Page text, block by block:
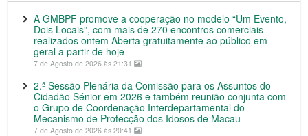
A GMBPF promove a cooperação no modelo “Um Evento,
Dois Locais”, com mais de 270 encontros comerciais
realizados ontem Aberta gratuitamente ao público em
geral a partir de hoje
7 de Agosto de 2026 às 21:31
2.ª Sessão Plenária da Comissão para os Assuntos do
Cidadão Sénior em 2026 e também reunião conjunta com
o Grupo de Coordenação Interdepartamental do
Mecanismo de Protecção dos Idosos de Macau
7 de Agosto de 2026 às 20:41